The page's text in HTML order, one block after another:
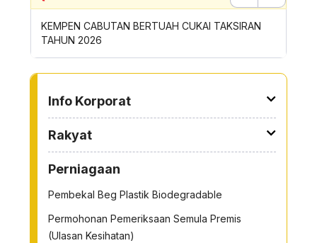
SUMBANGAN INSENTIF AKTIVITI GOTONG-
ROYONG MBS TAHUN 2026
Info Korporat
Rakyat
Perniagaan
Pembekal Beg Plastik Biodegradable
Permohonan Pemeriksaan Semula Premis
(Ulasan Kesihatan)